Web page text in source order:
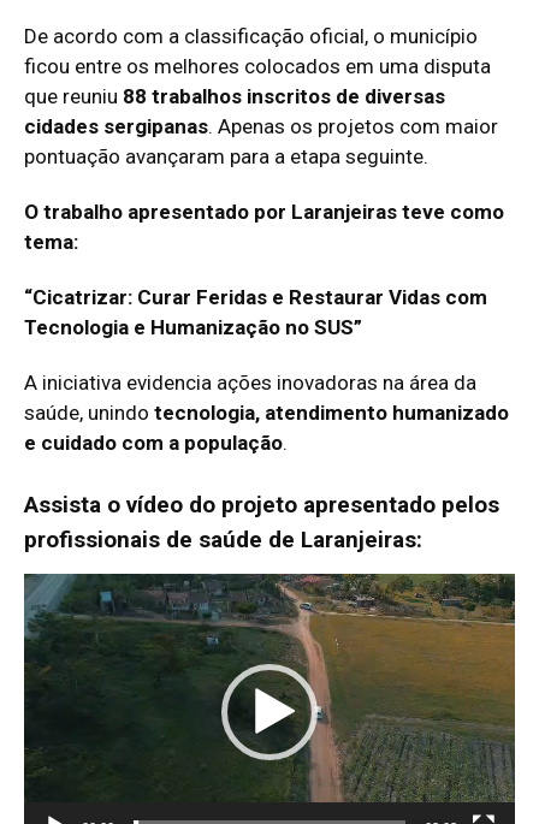
De acordo com a classificação oficial, o município
ficou entre os melhores colocados em uma disputa
que reuniu 88 trabalhos inscritos de diversas
cidades sergipanas. Apenas os projetos com maior
pontuação avançaram para a etapa seguinte.
O trabalho apresentado por Laranjeiras teve como
tema:
“Cicatrizar: Curar Feridas e Restaurar Vidas com
Tecnologia e Humanização no SUS”
A iniciativa evidencia ações inovadoras na área da
saúde, unindo tecnologia, atendimento humanizado
e cuidado com a população.
Assista o vídeo do projeto apresentado pelos
profissionais de saúde de Laranjeiras:
T
o
c
a
o
r